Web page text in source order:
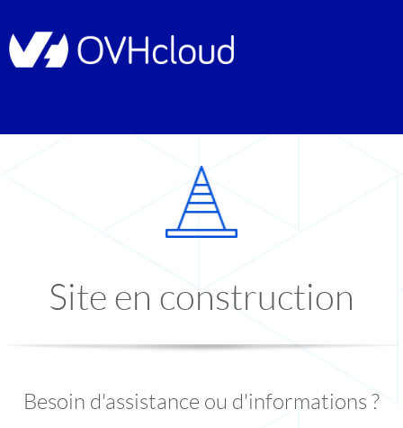
Site en construction
Besoin d'assistance ou d'informations ?